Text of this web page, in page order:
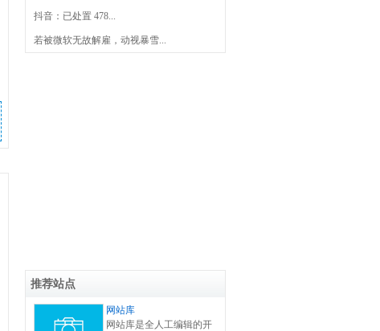
抖音：已处置 478...
若被微软无故解雇，动视暴雪...
推荐站点
网站库
网站库是全人工编辑的开